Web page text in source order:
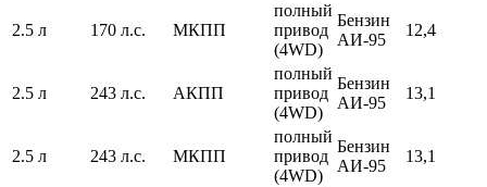
2.5 л 170 л.с. МКПП
полный
привод
(4WD)
Бензин
АИ-95
12,4
2.5 л 243 л.с. АКПП
полный
привод
(4WD)
Бензин
АИ-95
13,1
2.5 л 243 л.с. МКПП
полный
привод
(4WD)
Бензин
АИ-95
13,1